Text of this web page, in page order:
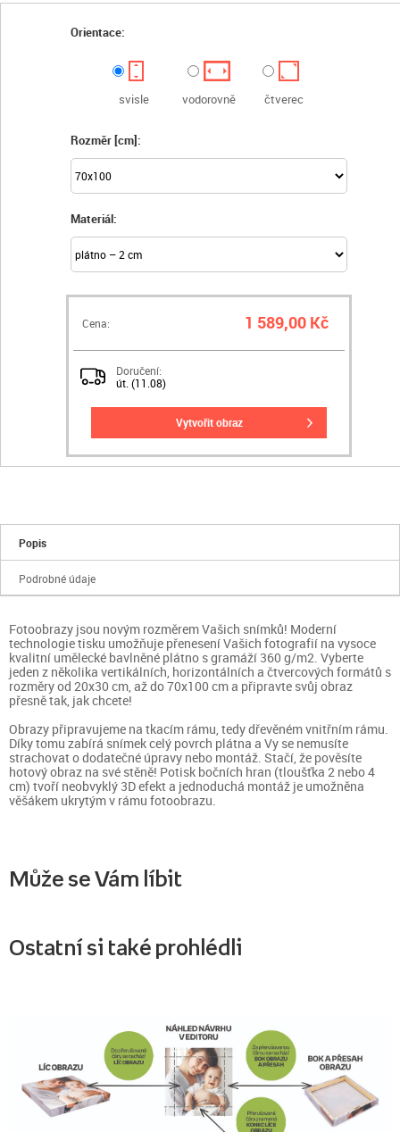
Orientace:
svisle vodorovně čtverec
Rozměr [cm]:
Materiál:
Cena: 1 589,00 Kč
Doručení:
út. (11.08)
vytvořit obraz
Popis
Podrobné údaje
Fotoobrazy jsou novým rozměrem Vašich snímků! Moderní
technologie tisku umožňuje přenesení Vašich fotografií na vysoce
kvalitní umělecké bavlněné plátno s gramáží 360 g/m2. Vyberte
jeden z několika vertikálních, horizontálních a čtvercových formátů s
rozměry od 20x30 cm, až do 70x100 cm a připravte svůj obraz
přesně tak, jak chcete!
Obrazy připravujeme na tkacím rámu, tedy dřevěném vnitřním rámu.
Díky tomu zabírá snímek celý povrch plátna a Vy se nemusíte
strachovat o dodatečné úpravy nebo montáž. Stačí, že pověsíte
hotový obraz na své stěně! Potisk bočních hran (tloušťka 2 nebo 4
cm) tvoří neobvyklý 3D efekt a jednoduchá montáž je umožněna
věšákem ukrytým v rámu fotoobrazu.
Může se Vám líbit
Ostatní si také prohlédli